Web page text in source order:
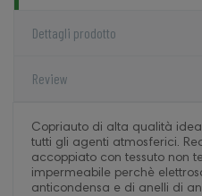
Dettagli prodotto
Review
Copriauto di alta qualità
tutti gli agenti atmosferici.
accoppiato con tessuto non
impermeabile perchè
anticondensa e di anelli di